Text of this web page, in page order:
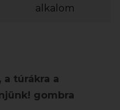
alkalom
túrákra a
gombra